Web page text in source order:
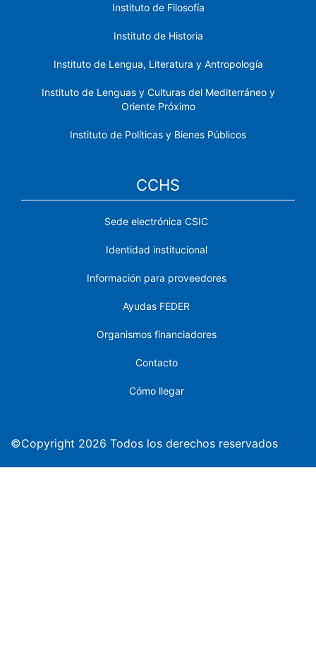
Instituto de Filosofía
Instituto de Historia
Instituto de Lengua, Literatura y Antropología
Instituto de Lenguas y Culturas del Mediterráneo y
Oriente Próximo
Instituto de Políticas y Bienes Públicos
CCHS
Sede electrónica CSIC
Identidad institucional
Información para proveedores
Ayudas FEDER
Organismos financiadores
Contacto
Cómo llegar
©Copyright 2026 Todos los derechos reservados